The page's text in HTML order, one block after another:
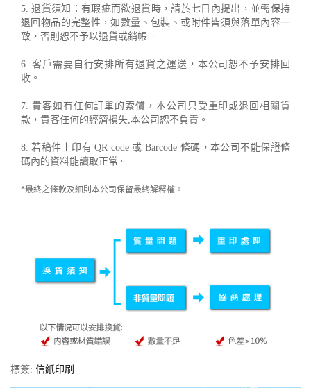
5. 退貨須知：有瑕疵而欲退貨時，請於七日內提出，並需保持
退回物品的完整性，如數量、包裝、或附件皆須與落單內容一
致，否則恕不予以退貨或銷帳。
6. 客戶需要自行安排所有退貨之運送，本公司恕不予安排回
收。
7. 貴客如有任何訂單的索償，本公司只受重印或退回相關貨
款，貴客任何的經濟損失,本公司恕不負責。
8. 若稿件上印有 QR code 或 Barcode 條碼，本公司不能保證條
碼內的資料能讀取正常。
*最終之條款及細則本公司保留最終解釋權。
標簽: 信紙印刷